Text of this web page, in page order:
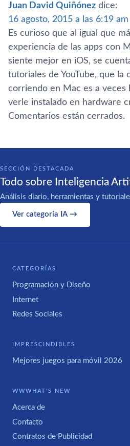
Juan David Quiñónez dice:
16 agosto, 2015 a las 6:19 am
Es curioso que al igual que
experiencia de las apps con
siente mejor en iOS, se
tutoriales de YouTube, que la
corriendo en Mac es a veces
verle instalado en hardware
Comentarios están cerrados.
SECCIÓN DESTACADA
Todo sobre Inteligencia
Análisis diario, herramientas y
Ver categoría IA →
CATEGORÍAS
Programación y Diseño
Internet
Redes Sociales
IMPRESCINDIBLES
Mejores juegos para móvil 2026
WWWHAT'S NEW
Acerca de
Contacto
Contratos de Publicidad